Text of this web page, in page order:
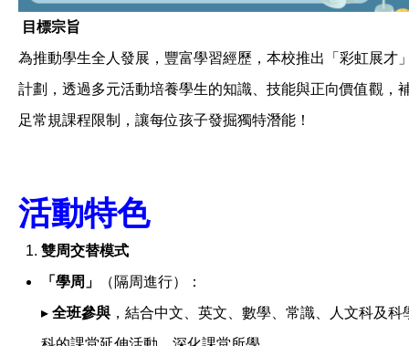
目標宗旨
為推動學生全人發展，豐富學習經歷，本校推出「彩虹展才
計劃，透過多元活動培養學生的知識、技能與正向價值觀，
足常規課程限制，讓每位孩子發掘獨特潛能！
活動特色
雙周交替模式
「學周」
（隔周進行）：
▸ 全班參與 ，結合中文、英文、數學、常識、人文科及科